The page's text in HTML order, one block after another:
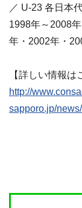
／ U‐23 各日本
1998年～2008
年・2002年・
【詳しい情報は
http://
sapporo.jp/